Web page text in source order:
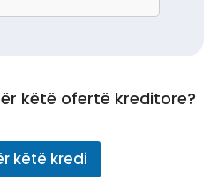
këtë ofertë kreditore?
këtë kredi